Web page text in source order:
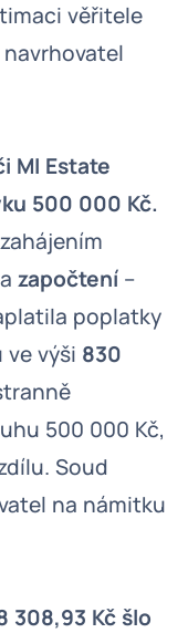
věřitele
navrhovatel
MI Estate
500 000 Kč.
započtení –
poplatky
ve výši 830
500 000 Kč,
Soud
na námitku
308,93 Kč šlo